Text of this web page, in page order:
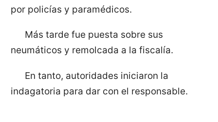
por policías y paramédicos.
Más tarde fue puesta sobre sus
neumáticos y remolcada a la fiscalía.
En tanto, autoridades iniciaron la
indagatoria para dar con el responsable.